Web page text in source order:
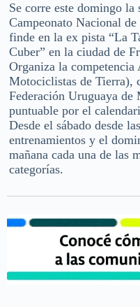
Se corre este domingo la
Campeonato Nacional
finde en la ex pista “La
Cuber” en la ciudad de
Organiza la
Motociclistas de Tierra),
Federación Uruguaya
puntuable por el
Desde el sábado desde
entrenamientos y el
mañana cada una de las
categorías.